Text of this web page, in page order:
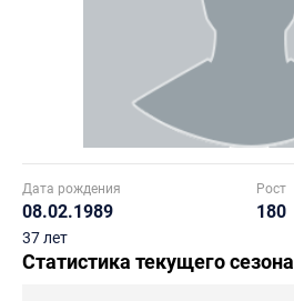
Дата рождения
08.02.1989
37 лет
Рост
180
Статистика текущего сезона